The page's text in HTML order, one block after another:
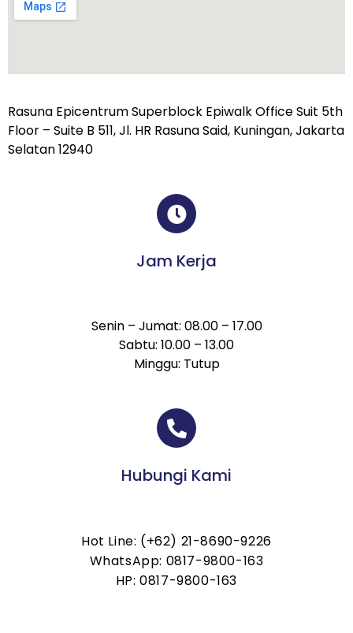
Rasuna Epicentrum Superblock Epiwalk Office Suit 5th
Floor – Suite B 511, Jl. HR Rasuna Said, Kuningan, Jakarta
Selatan 12940
Jam Kerja
Senin – Jumat: 08.00 – 17.00
Sabtu: 10.00 – 13.00
Minggu: Tutup
Hubungi Kami
Hot Line: (+62) 21-8690-9226
WhatsApp: 0817-9800-163
HP: 0817-9800-163